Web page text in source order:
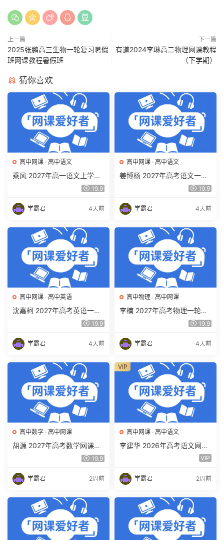
上一篇
2025张鹏高三生物一轮复习暑假
班网课教程暑假班
下一篇
有道2024李琳高二物理网课教程
（下学期）
猜你喜欢
高中网课 · 高中语文
乘风 2027年高一语文上学期
网课教程 高一语文 暑假班视
19.9
学霸君 4天前
高中网课 · 高中语文
姜博杨 2027年高考语文一轮
复习网课教程 高三语文 上学
下载
19.9
学霸君 4天前
高中网课 · 高中英语
沈嘉柯 2027年高考英语一轮
复习网课教程 高三英语 上学
下载
19.9
学霸君 4天前
高中物理 · 高中网课
李楠 2027年高考物理一轮复
习网课教程 高三物理 上学期
载
19.9
学霸君 4天前
高中数学 · 高中网课
胡源 2027年高考数学网课教
程 高三数学 一轮复习暑假班
19.9
学霸君 2周前
高中网课 · 高中语文
李建华 2026年高考语文网课
教程 高三语文 a+二三轮复习
VIP
学霸君 2周前
VIP